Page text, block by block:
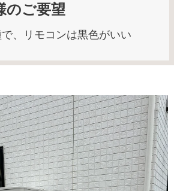
のご要望
、リモコンは黒色がいい